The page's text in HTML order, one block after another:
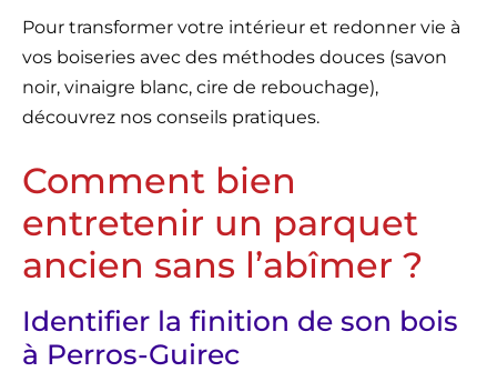
Pour transformer votre intérieur et redonner vie à
vos boiseries avec des méthodes douces (savon
noir, vinaigre blanc, cire de rebouchage),
découvrez nos conseils pratiques.
Comment bien
entretenir un parquet
ancien sans l’abîmer ?
Identifier la finition de son bois
à Perros-Guirec